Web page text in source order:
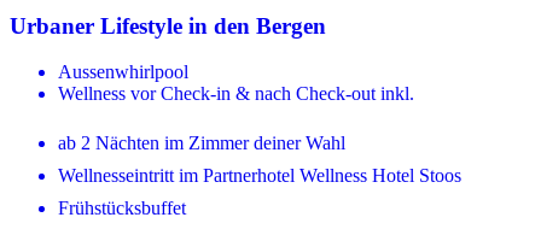
Urbaner Lifestyle in den Bergen
Aussenwhirlpool
Wellness vor Check-in & nach Check-out inkl.
ab 2 Nächten im Zimmer deiner Wahl
Wellnesseintritt im Partnerhotel Wellness Hotel Stoos
Frühstücksbuffet